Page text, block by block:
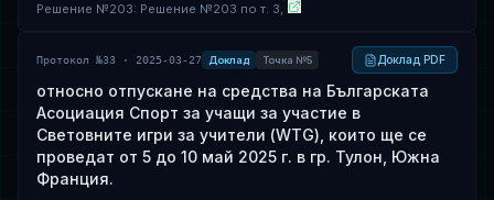
Решение №203: Решение №203 по т. 3,
Протокол №33 · 2025-03-27 Доклад Точка №5 Доклад PDF
относно отпускане на средства на Българската
Асоциация Спорт за учащи за участие в
Световните игри за учители (WTG), които ще се
проведат от 5 до 10 май 2025 г. в гр. Тулон, Южна
Франция.